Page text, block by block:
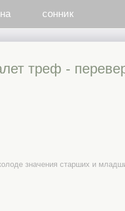
сонник
треф -
значения старших и